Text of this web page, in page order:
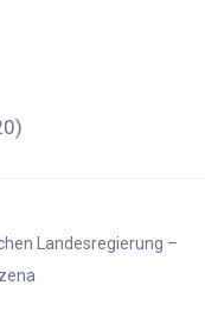
Landesregierung –